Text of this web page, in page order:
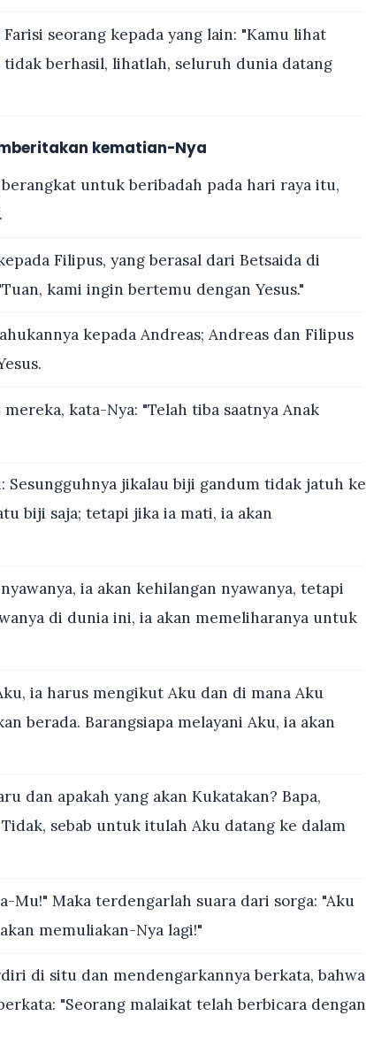
seorang kepada yang lain: "Kamu lihat
tidak berhasil, lihatlah, seluruh dunia datang
kematian-Nya
untuk beribadah pada hari raya itu,
Filipus, yang berasal dari Betsaida di
kami ingin bertemu dengan Yesus."
kepada Andreas; Andreas dan Filipus
kata-Nya: "Telah tiba saatnya Anak
Sesungguhnya jikalau biji gandum tidak jatuh ke
biji saja; tetapi jika ia mati, ia akan
ia akan kehilangan nyawanya, tetapi
di dunia ini, ia akan memeliharanya untuk
ia harus mengikut Aku dan di mana Aku
berada. Barangsiapa melayani Aku, ia akan
dan apakah yang akan Kukatakan? Bapa,
sebab untuk itulah Aku datang ke dalam
Mu!" Maka terdengarlah suara dari sorga: "Aku
memuliakan-Nya lagi!"
di situ dan mendengarkannya berkata, bahwa
"Seorang malaikat telah berbicara dengan